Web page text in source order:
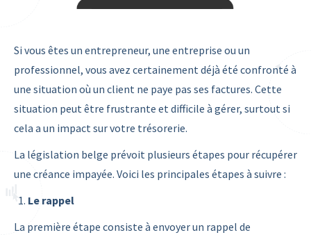
Si vous êtes un entrepreneur, une entreprise ou un
professionnel, vous avez certainement déjà été confronté à
une situation où un client ne paye pas ses factures. Cette
situation peut être frustrante et difficile à gérer, surtout si
cela a un impact sur votre trésorerie.
La législation belge prévoit plusieurs étapes pour récupérer
une créance impayée. Voici les principales étapes à suivre :
Le rappel
La première étape consiste à envoyer un rappel de